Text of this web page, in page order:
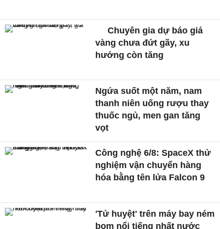
Chuyên gia dự báo giá
vàng chưa đứt gãy, xu
hướng còn tăng
Ngứa suốt một năm, nam
thanh niên uống rượu thay
thuốc ngủ, men gan tăng
vọt
Công nghệ 6/8: SpaceX thử
nghiệm vận chuyển hàng
hóa bằng tên lửa Falcon 9
'Tử huyệt' trên máy bay ném
bom nổi tiếng nhất nước